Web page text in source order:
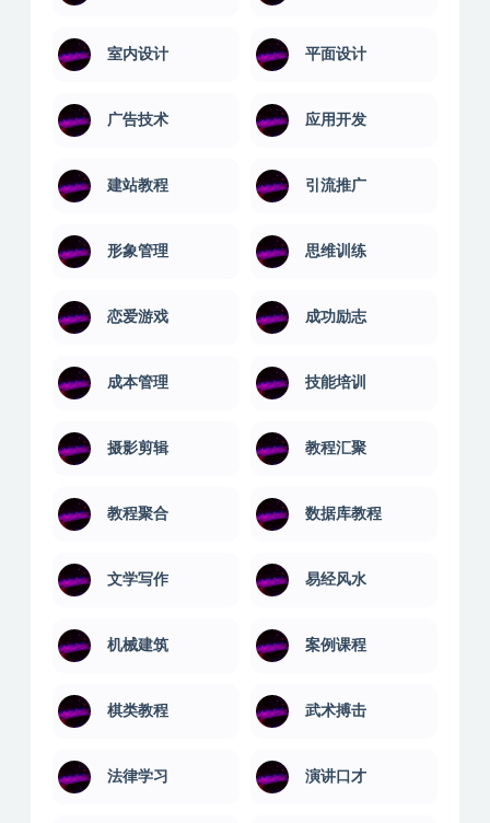
室内设计 平面设计
广告技术 应用开发
建站教程 引流推广
形象管理 思维训练
恋爱游戏 成功励志
成本管理 技能培训
摄影剪辑 教程汇聚
教程聚合 数据库教程
文学写作 易经风水
机械建筑 案例课程
棋类教程 武术搏击
法律学习 演讲口才